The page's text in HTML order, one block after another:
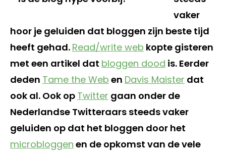
vaker
hoor je geluiden dat bloggen zijn beste tijd
heeft gehad. Read/write web kopte gisteren
met een artikel dat bloggen dood is. Eerder
deden Tame the Web en Davis Maister dat
ook al. Ook op Twitter gaan onder de
Nederlandse Twitteraars steeds vaker
geluiden op dat het bloggen door het
microbloggen en de opkomst van de vele